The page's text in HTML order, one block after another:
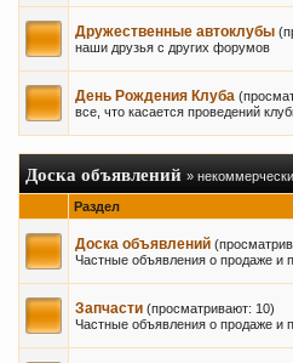
Дружественные автоклубы
наши друзья с других форумов
День Рождения Клуба
все, что касается проведений
Доска объявлений »
Раздел
Доска объявлений
Частные объявления о продаже и
Запчасти (просматривают: 10)
Частные объявления о продаже и